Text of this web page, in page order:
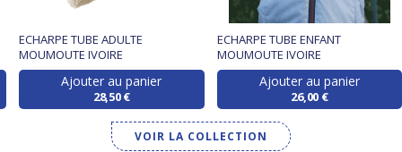
ECHARPE TUBE ADULTE
MOUMOUTE IVOIRE
Ajouter au panier
28,50 €
ECHARPE TUBE ENFANT
MOUMOUTE IVOIRE
Ajouter au panier
26,00 €
VOIR LA COLLECTION